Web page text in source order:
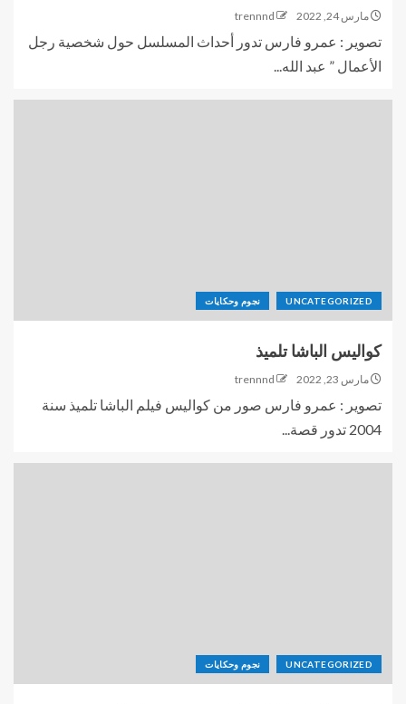
مارس 24, 2022 trennnd
تصوير : عمرو فارس تدور أحداث المسلسل حول شخصية رجل
الأعمال ” عبد الله...
UNCATEGORIZED نجوم وحكايات
كواليس الباشا تلميذ
مارس 23, 2022 trennnd
تصوير : عمرو فارس صور من كواليس فيلم الباشا تلميذ سنة
2004 تدور قصة...
UNCATEGORIZED نجوم وحكايات